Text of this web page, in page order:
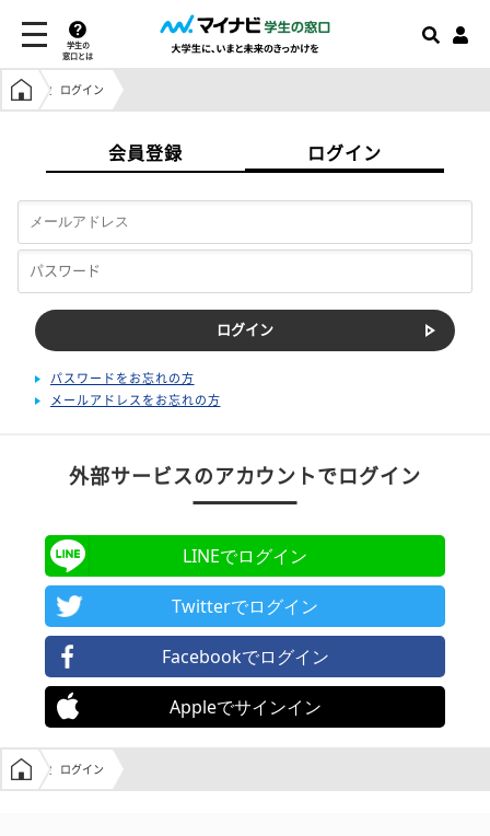
学生の
窓口とは
学生の窓口トップ
ログイン
会員登録 ログイン
パスワードをお忘れの方
メールアドレスをお忘れの方
外部サービスのアカウントでログイン
LINEでログイン
Twitterでログイン
Facebookでログイン
Appleでサインイン
学生の窓口トップ
ログイン